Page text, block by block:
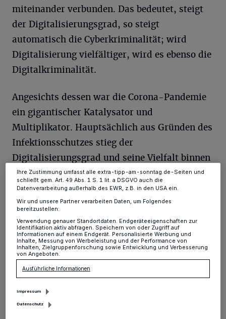
miteinander verbunden. Das bedeutet, steigt
der Digitalisierungsgrad, so steigt
automatisch die Cyberkriminalität; wird
Digitalisierung vielfältiger, wird es ebenso die
Digitalkriminalität.
Angesichts dessen war die Corona-Pandemie
ein gigantischer Katalysator und
Multiplikator. Hauptsächlich aus Gründen des
Infektionsschutzes stieg der
Digitalisierungsgrad und seine Vielfalt binnen
sehr kurzer Zeit überproportional stark an –
im Vergleich mit den Vorjahren.
Heimarbeit,
Banking/Payment,
Cloud Computing,
E-Commerce.
Das alles und noch einiges mehr erlebte in der
Wir und unsere218-Partner speichern und greifen auf
Tracking-Technologien für die unter „Wir und unsere Partner
verarbeiten Daten, um Ihnen Dienste bereitzustellen“ aufgeführten
Zwecke. Wenn Tracker deaktiviert sind, sind manche Inhalte und
Anzeigen möglicherweise nicht mehr so relevant für Sie. Sie können
dieses Menü jederzeit wieder aufrufen, um Ihre Einstellungen zu
Einstellungen oder Ablehnen am unteren Rand der Webseite klicken.
Informationen finden Sie in unserer Datenschutzerklärung.
Ihre Zustimmung umfasst alle extra-tipp-am-sonntag.de-Seiten und
schließt gem. Art. 49 Abs. 1 S. 1 lit. a DSGVO auch die
Datenverarbeitung außerhalb des EWR, z.B. in den USA ein.
Wir und unsere Partner verarbeiten Daten, um Folgendes
bereitzustellen:
Verwendung genauer Standortdaten. Endgeräteeigenschaften zur
Identifikation aktiv abfragen. Speichern von oder Zugriff auf
Informationen auf einem Endgerät. Personalisierte Werbung und
Inhalte, Messung von Werbeleistung und der Performance von
Inhalten, Zielgruppenforschung sowie Entwicklung und Verbesserung
von Angeboten.
Ausführliche Informationen
Impressum
Datenschutz